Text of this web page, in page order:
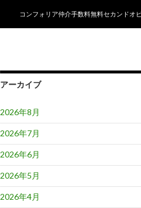
コンフォリア仲介手数料無料セカンドオ
アーカイブ
2026年8月
2026年7月
2026年6月
2026年5月
2026年4月